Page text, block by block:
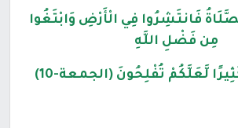
فَانتَشِرُوا فِي الْأَرْضِ وَابْتَغُوا
مِن فَضْلِ اللَّهِ
لَّعَلَّكُمْ تُفْلِحُونَ (الجمعة-10)